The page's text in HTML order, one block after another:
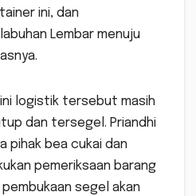
ini, dan
Lembar menuju
logistik tersebut masih
dan tersegel. Priandhi
pihak bea cukai dan
pemeriksaan barang
pembukaan segel akan